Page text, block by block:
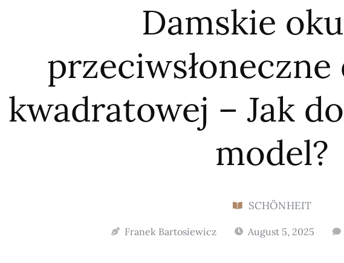
Damskie
kwadratowej – Jak
model?
SCHÖNHEIT
Franek Bartosiewicz August 5, 2025